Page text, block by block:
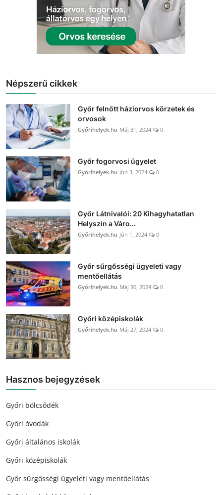
Népszerű cikkek
Győr felnőtt háziorvos körzetek és
orvosok
Győrihelyek.hu Máj 31, 2024 0
Győr fogorvosi ügyelet
Győrihelyek.hu Jún 3, 2024 0
Győr Látnivalói: 20 Kihagyhatatlan
Helyszín a Váro...
Győrihelyek.hu Jún 1, 2024 0
Győr sűrgősségi ügyeleti vagy
mentőellátás
Győrihelyek.hu Máj 30, 2024 0
Győri középiskolák
Győrihelyek.hu Máj 27, 2024 0
Hasznos bejegyzések
Győri bölcsődék
Győri óvodák
Győri általános iskolák
Győri középiskolák
Győr sűrgősségi ügyeleti vagy mentőellátás